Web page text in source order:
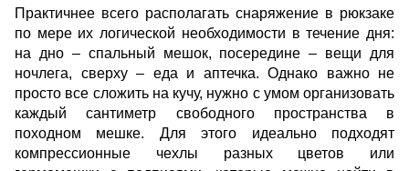
Практичнее всего располагать снаряжение в рюкзаке
по мере их логической необходимости в течение дня:
на дно – спальный мешок, посередине – вещи для
ночлега, сверху – еда и аптечка. Однако важно не
просто все сложить на кучу, нужно с умом организовать
каждый сантиметр свободного пространства в
походном мешке. Для этого идеально подходят
компрессионные чехлы разных цветов или